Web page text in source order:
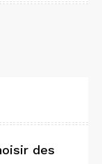
des